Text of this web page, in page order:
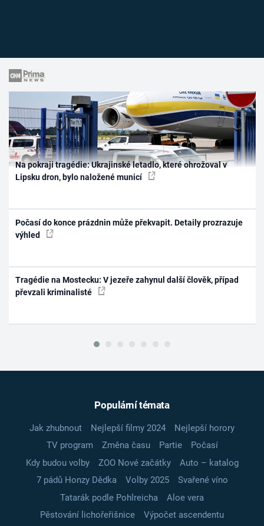
Na pokraji tragédie: Ukrajinské letadlo, které ohrožoval v
Lipsku dron, bylo naložené municí
Počasí do konce prázdnin může překvapit. Detaily prozrazuje
výhled
Tragédie na Mostecku: V jezeře zahynul další člověk, případ
převzali kriminalisté
Populární témata
Jak zhubnout Nejlepší filmy 2024
Nejlepší horory
TV program
Změna času Partie
Počasí
Kdy budou volby
ZOO Nové začátky
Auto – katalog
7 pádů Honzy Dědka
Volby 2025
Svařené víno
Tatarák podle Pohlreicha
Aloe vera
Pěstování lichořeřišnice
Výpočet ascendentu